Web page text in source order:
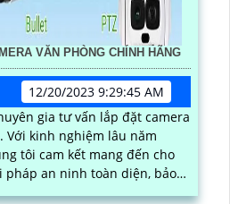
VĂN PHÒNG CHÍNH HÃNG
12/20/2023 9:29:45 AM
gia tư vấn lắp đặt camera
tôi cam kết mang đến cho
pháp an ninh toàn diện, bảo
của bạn